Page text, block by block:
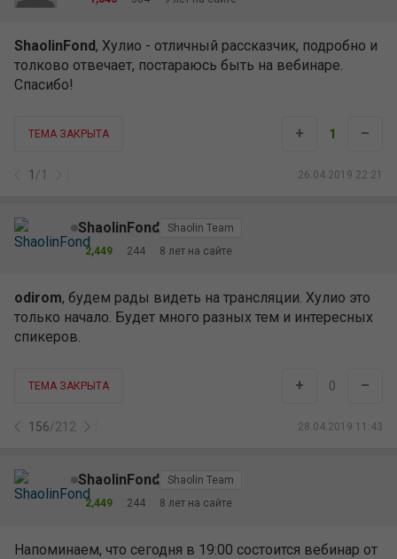
ShaolinFond, Хулио - отличный рассказчик, подробно и
толково отвечает, постараюсь быть на вебинаре.
Спасибо!
ТЕМА ЗАКРЫТА
1 /1 26.04.2019 22:21
+ 1 –
ShaolinFond
Shaolin Team
2,449
244 8 лет на сайте
odirom, будем рады видеть на трансляции. Хулио это
только начало. Будет много разных тем и интересных
спикеров.
ТЕМА ЗАКРЫТА
156/212 28.04.2019 11:43
+ 0 –
ShaolinFond
Shaolin Team
2,449
244 8 лет на сайте
Напоминаем, что сегодня в 19:00 состоится вебинар от